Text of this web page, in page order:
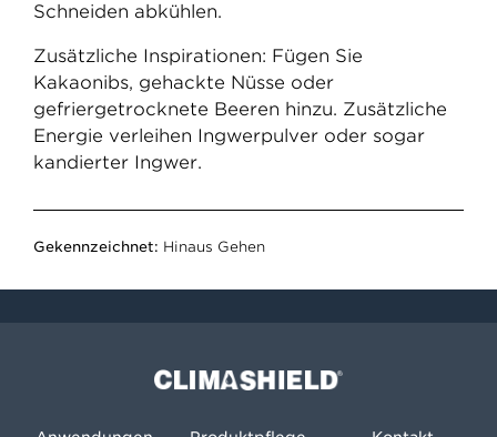
Schneiden abkühlen.
Zusätzliche Inspirationen: Fügen Sie
Kakaonibs, gehackte Nüsse oder
gefriergetrocknete Beeren hinzu. Zusätzliche
Energie verleihen Ingwerpulver oder sogar
kandierter Ingwer.
Gekennzeichnet: Hinaus Gehen
Climashield®